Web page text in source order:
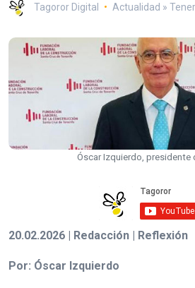
Tagoror Digital Actualidad »
Óscar Izquierdo, presidente
20.02.2026 | Redacción | Reflexión
Por: Óscar Izquierdo